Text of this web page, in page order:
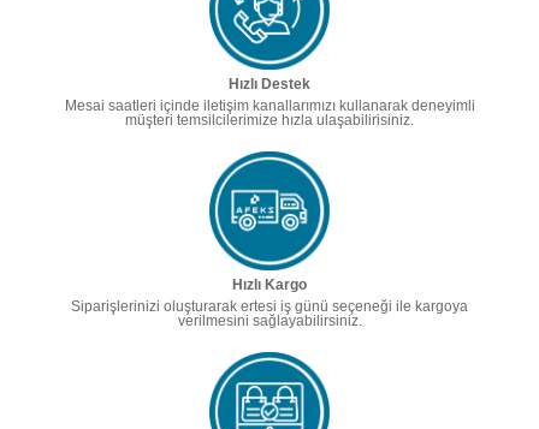
Hızlı Destek
Mesai saatleri içinde iletişim kanallarımızı kullanarak deneyimli
müşteri temsilcilerimize hızla ulaşabilirisiniz.
Hızlı Kargo
Siparişlerinizi oluşturarak ertesi iş günü seçeneği ile kargoya
verilmesini sağlayabilirsiniz.